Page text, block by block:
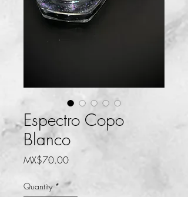
Espectro Copo
Blanco
MX$70.00Price
Quantity *